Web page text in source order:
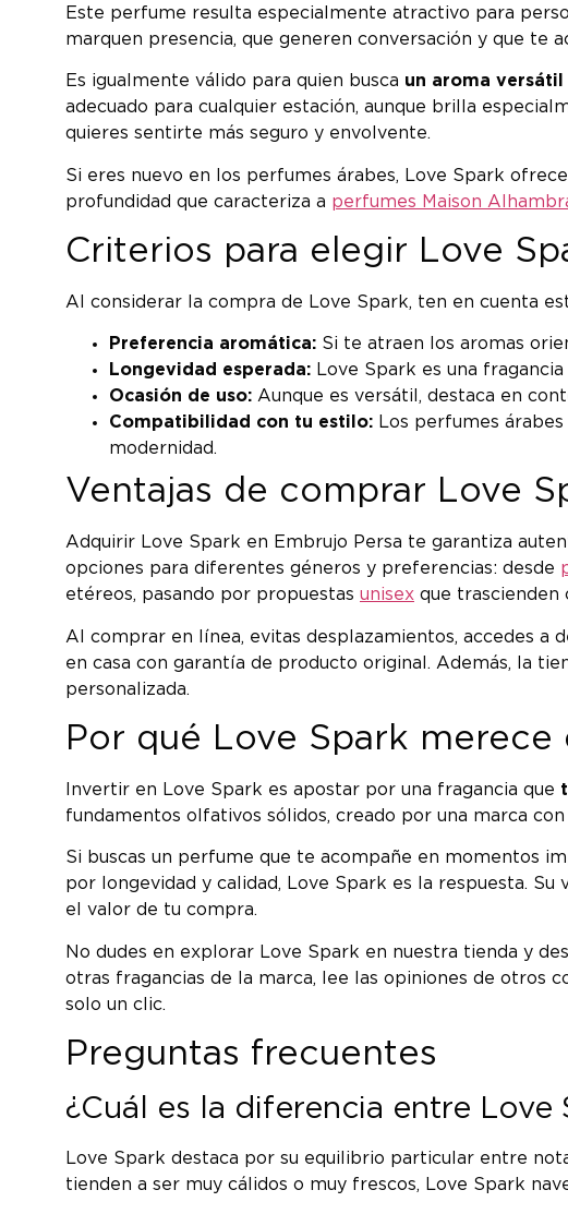
Este perfume resulta especialmente atractivo para
marquen presencia, que generen conversación y que te
Es igualmente válido para quien busca un aroma versátil
adecuado para cualquier estación, aunque brilla
quieres sentirte más seguro y envolvente.
Si eres nuevo en los perfumes árabes, Love Spark
profundidad que caracteriza a perfumes Maison
Criterios para elegir Love
Al considerar la compra de Love Spark, ten en cuenta
Preferencia aromática: Si te atraen los aromas
Longevidad esperada: Love Spark es una
Ocasión de uso: Aunque es versátil, destaca en
Compatibilidad con tu estilo: Los perfumes
modernidad.
Ventajas de comprar Love
Adquirir Love Spark en Embrujo Persa te garantiza
opciones para diferentes géneros y preferencias: desde
etéreos, pasando por propuestas unisex que trascienden
Al comprar en línea, evitas desplazamientos, accedes a
en casa con garantía de producto original. Además, la
personalizada.
Por qué Love Spark
Invertir en Love Spark es apostar por una fragancia que
fundamentos olfativos sólidos, creado por una marca
Si buscas un perfume que te acompañe en momentos
por longevidad y calidad, Love Spark es la respuesta.
el valor de tu compra.
No dudes en explorar Love Spark en nuestra tienda y
otras fragancias de la marca, lee las opiniones de otros
solo un clic.
Preguntas frecuentes
¿Cuál es la diferencia entre
Love Spark destaca por su equilibrio particular entre
tienden a ser muy cálidos o muy frescos, Love Spark